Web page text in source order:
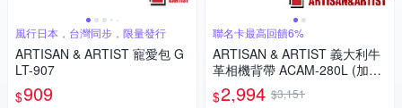
風行日本，台灣同步，限量發行
ARTISAN & ARTIST 寵愛包 G
LT-907
$909
聯名卡最高回饋6%
ARTISAN & ARTIST 義大利牛
革相機背帶 ACAM-280L (加長
版/深棕)
$2,994 $3,151